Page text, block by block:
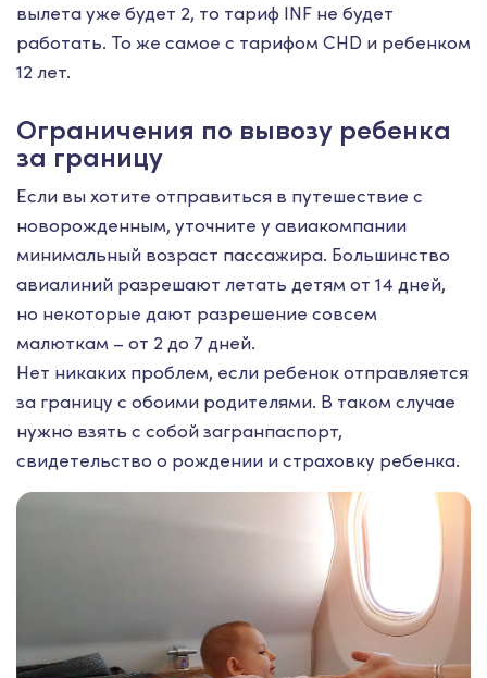
вылета уже будет 2, то тариф INF не будет
работать. То же самое с тарифом CHD и ребенком
12 лет.
Ограничения по вывозу ребенка
за границу
Если вы хотите отправиться в путешествие с
новорожденным, уточните у авиакомпании
минимальный возраст пассажира. Большинство
авиалиний разрешают летать детям от 14 дней,
но некоторые дают разрешение совсем
малюткам – от 2 до 7 дней.
Нет никаких проблем, если ребенок отправляется
за границу с обоими родителями. В таком случае
нужно взять с собой загранпаспорт,
свидетельство о рождении и страховку ребенка.